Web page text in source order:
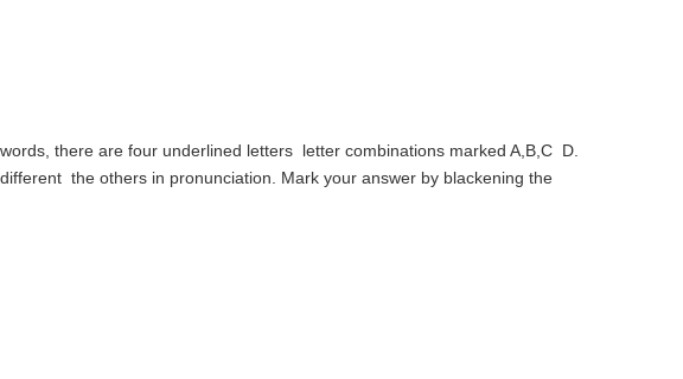
there are four underlined letters letter combinations marked A,B,C D.
the others in pronunciation. Mark your answer by blackening the